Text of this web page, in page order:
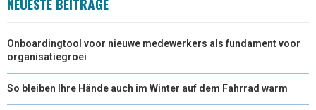
NEUESTE BEITRÄGE
Onboardingtool voor nieuwe medewerkers als fundament voor
organisatiegroei
So bleiben Ihre Hände auch im Winter auf dem Fahrrad warm